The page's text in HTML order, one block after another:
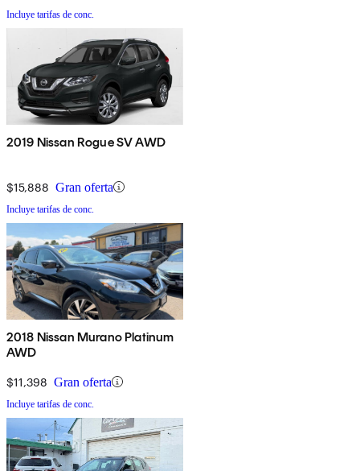
Incluye tarifas de conc.
2019 Nissan Rogue SV AWD
$15,888 Gran oferta
Incluye tarifas de conc.
2018 Nissan Murano Platinum
AWD
$11,398 Gran oferta
Incluye tarifas de conc.